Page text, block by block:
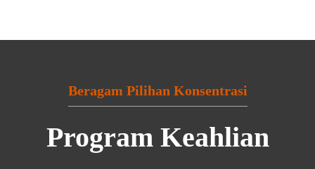
Beragam Pilihan Konsentrasi
Program Keahlian